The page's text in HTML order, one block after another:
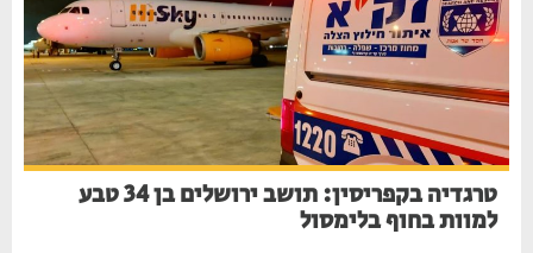
טרגדיה בקפריסין: תושב ירושלים בן 34 טבע
למוות בחוף בלימסול